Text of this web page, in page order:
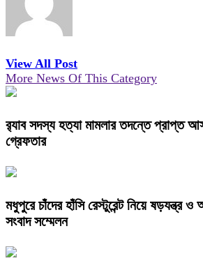
View All Post
More News Of This Category
র‌্যাব সদস্য হত্যা মামলার তদন্তে প্রাপ্ত
গ্রেফতার
মধুপুরে চাঁদের হাঁসি রেস্টুরেন্ট নিয়ে ষড়যন্ত্র
সংবাদ সম্মেলন